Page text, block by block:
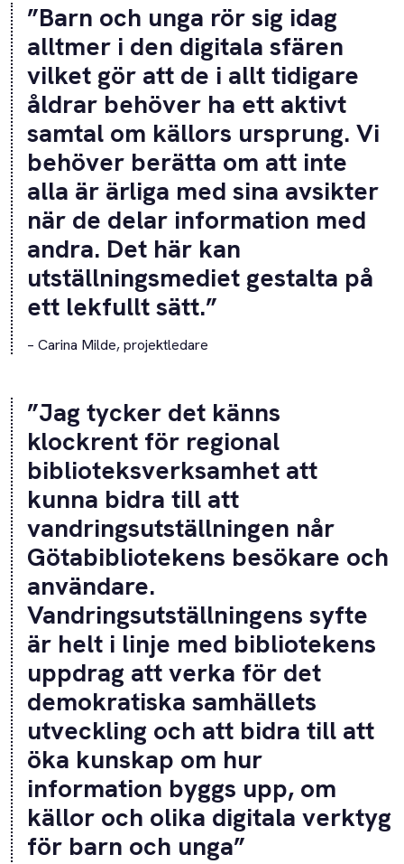
”Barn och unga rör sig idag
alltmer i den digitala sfären
vilket gör att de i allt tidigare
åldrar behöver ha ett aktivt
samtal om källors ursprung. Vi
behöver berätta om att inte
alla är ärliga med sina avsikter
när de delar information med
andra. Det här kan
utställningsmediet gestalta på
ett lekfullt sätt.”
– Carina Milde, projektledare
”Jag tycker det känns
klockrent för regional
biblioteksverksamhet att
kunna bidra till att
vandringsutställningen når
Götabibliotekens besökare och
användare.
Vandringsutställningens syfte
är helt i linje med bibliotekens
uppdrag att verka för det
demokratiska samhällets
utveckling och att bidra till att
öka kunskap om hur
information byggs upp, om
källor och olika digitala verktyg
för barn och unga”